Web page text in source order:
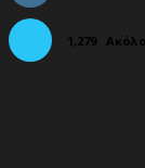
1,279